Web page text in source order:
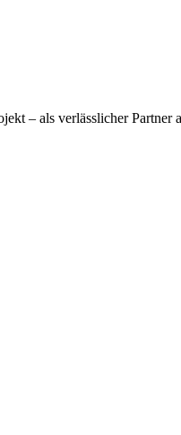
– als verlässlicher Partner